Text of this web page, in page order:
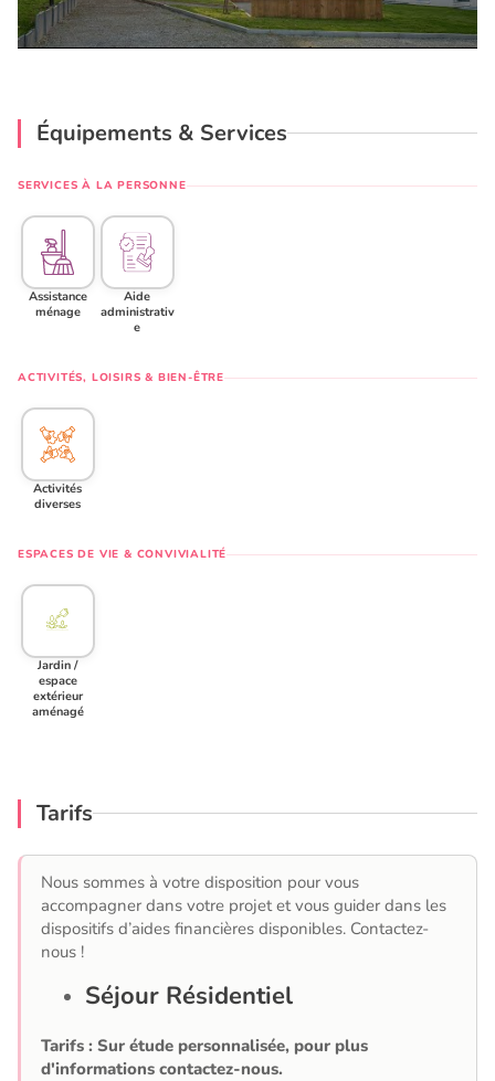
Équipements & Services
SERVICES À LA PERSONNE
Assistance
ménage
Aide
administrativ
e
ACTIVITÉS, LOISIRS & BIEN-ÊTRE
Activités
diverses
ESPACES DE VIE & CONVIVIALITÉ
Jardin /
espace
extérieur
aménagé
Tarifs
Nous sommes à votre disposition pour vous
accompagner dans votre projet et vous guider dans les
dispositifs d’aides financières disponibles. Contactez-
nous !
Séjour Résidentiel
Tarifs : Sur étude personnalisée, pour plus
d'informations contactez-nous.